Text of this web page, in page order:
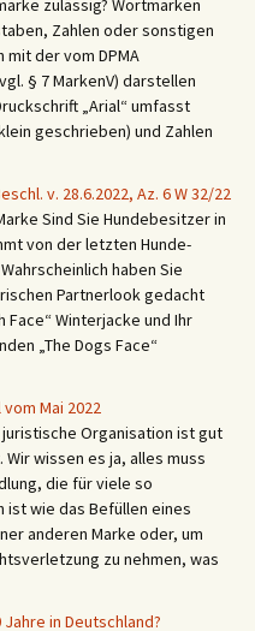
zulässig? Wortmarken
Zahlen oder sonstigen
der vom DPMA
§ 7 MarkenV) darstellen
„Arial“ umfasst
geschrieben) und Zahlen
v. 28.6.2022, Az. 6 W 32/22
Sind Sie Hundebesitzer in
von der letzten Hunde-
haben Sie
Partnerlook gedacht
Face“ Winterjacke und Ihr
„The Dogs Face“
Mai 2022
Organisation ist gut
wissen es ja, alles muss
die für viele so
wie das Befüllen eines
anderen Marke oder, um
zu nehmen, was
in Deutschland?